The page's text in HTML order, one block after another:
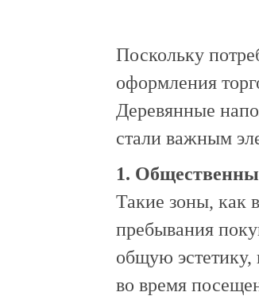
Поскольку
оформления
Деревянные
стали важным
1.
Такие зоны, как
пребывания
общую эстетику,
во время